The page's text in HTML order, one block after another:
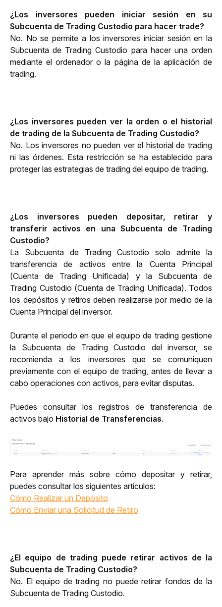
¿Los inversores pueden iniciar sesión en su
Subcuenta de Trading Custodio para hacer trade?
No. No se permite a los inversores iniciar sesión en la
Subcuenta de Trading Custodio para hacer una orden
mediante el ordenador o la página de la aplicación de
trading.
¿Los inversores pueden ver la orden o el historial
de trading de la Subcuenta de Trading Custodio?
No. Los inversores no pueden ver el historial de trading
ni las órdenes. Esta restricción se ha establecido para
proteger las estrategias de trading del equipo de trading.
¿Los inversores pueden depositar, retirar y
transferir activos en una Subcuenta de Trading
Custodio?
La Subcuenta de Trading Custodio solo admite la
transferencia de activos entre la Cuenta Principal
(Cuenta de Trading Unificada) y la Subcuenta de
Trading Custodio (Cuenta de Trading Unificada). Todos
los depósitos y retiros deben realizarse por medio de la
Cuenta Principal del inversor.
Durante el periodo en que el equipo de trading gestione
la Subcuenta de Trading Custodio del inversor, se
recomienda a los inversores que se comuniquen
previamente con el equipo de trading, antes de llevar a
cabo operaciones con activos, para evitar disputas.
Puedes consultar los registros de transferencia de
activos bajo Historial de Transferencias.
Para aprender más sobre cómo depositar y retirar,
puedes consultar los siguientes artículos:
Cómo Realizar un Depósito
Cómo Enviar una Solicitud de Retiro
¿El equipo de trading puede retirar activos de la
Subcuenta de Trading Custodio?
No. El equipo de trading no puede retirar fondos de la
Subcuenta de Trading Custodio.